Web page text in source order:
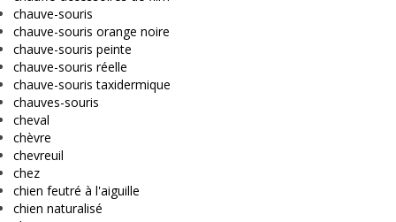
chauve-souris
chauve-souris orange noire
chauve-souris peinte
chauve-souris réelle
chauve-souris taxidermique
chauves-souris
cheval
chèvre
chevreuil
chez
chien feutré à l'aiguille
chien naturalisé